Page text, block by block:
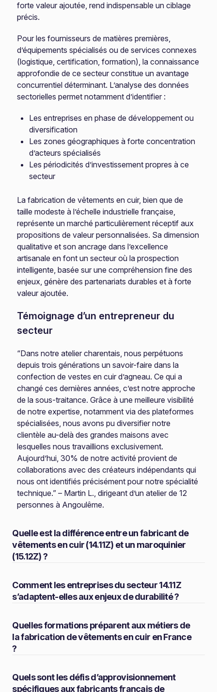
forte valeur ajoutée, rend indispensable un ciblage
précis.
Pour les fournisseurs de matières premières,
d’équipements spécialisés ou de services connexes
(logistique, certification, formation), la connaissance
approfondie de ce secteur constitue un avantage
concurrentiel déterminant. L’analyse des données
sectorielles permet notamment d’identifier :
Les entreprises en phase de développement ou
diversification
Les zones géographiques à forte concentration
d’acteurs spécialisés
Les périodicités d’investissement propres à ce
secteur
La fabrication de vêtements en cuir, bien que de
taille modeste à l’échelle industrielle française,
représente un marché particulièrement réceptif aux
propositions de valeur personnalisées. Sa dimension
qualitative et son ancrage dans l’excellence
artisanale en font un secteur où la prospection
intelligente, basée sur une compréhension fine des
enjeux, génère des partenariats durables et à forte
valeur ajoutée.
Témoignage d’un entrepreneur du
secteur
“Dans notre atelier charentais, nous perpétuons
depuis trois générations un savoir-faire dans la
confection de vestes en cuir d’agneau. Ce qui a
changé ces dernières années, c’est notre approche
de la sous-traitance. Grâce à une meilleure visibilité
de notre expertise, notamment via des plateformes
spécialisées, nous avons pu diversifier notre
clientèle au-delà des grandes maisons avec
lesquelles nous travaillions exclusivement.
Aujourd’hui, 30% de notre activité provient de
collaborations avec des créateurs indépendants qui
nous ont identifiés précisément pour notre spécialité
technique.” – Martin L., dirigeant d’un atelier de 12
personnes à Angoulême.
Quelle est la différence entre un fabricant de
vêtements en cuir (14.11Z) et un maroquinier
(15.12Z) ?
Comment les entreprises du secteur 14.11Z
s’adaptent-elles aux enjeux de durabilité ?
Quelles formations préparent aux métiers de
la fabrication de vêtements en cuir en France
?
Quels sont les défis d’approvisionnement
spécifiques aux fabricants français de